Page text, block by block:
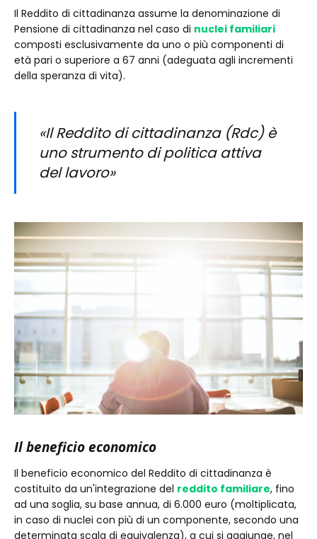
Il Reddito di cittadinanza assume la denominazione di
Pensione di cittadinanza nel caso di nuclei familiari
composti esclusivamente da uno o più componenti di
età pari o superiore a 67 anni (adeguata agli incrementi
della speranza di vita).
«Il Reddito di cittadinanza (Rdc) è
uno strumento di politica attiva
del lavoro»
Il beneficio economico
Il beneficio economico del Reddito di cittadinanza è
costituito da un'integrazione del reddito familiare, fino
ad una soglia, su base annua, di 6.000 euro (moltiplicata,
in caso di nuclei con più di un componente, secondo una
determinata scala di equivalenza), a cui si aggiunge, nel